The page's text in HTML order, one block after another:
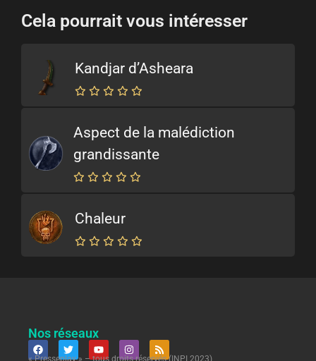
Cela pourrait vous intéresser
Kandjar d’Asheara
Aspect de la malédiction
grandissante
Chaleur
Nos réseaux
« Presseplay » – tous droits réservés (INPI 2023)